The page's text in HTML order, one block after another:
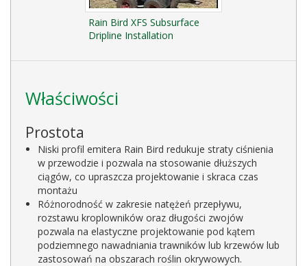
Rain Bird XFS Subsurface
Dripline Installation
Właściwości
Prostota
Niski profil emitera Rain Bird redukuje straty ciśnienia
w przewodzie i pozwala na stosowanie dłuższych
ciągów, co upraszcza projektowanie i skraca czas
montażu
Różnorodność w zakresie natężeń przepływu,
rozstawu kroplowników oraz długości zwojów
pozwala na elastyczne projektowanie pod kątem
podziemnego nawadniania trawników lub krzewów lub
zastosowań na obszarach roślin okrywowych.